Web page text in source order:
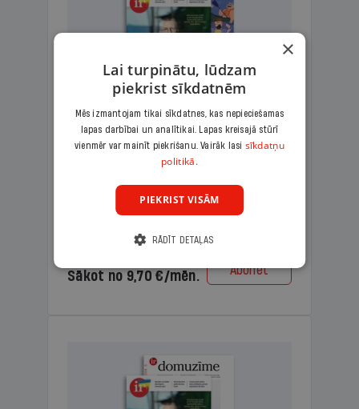
KOMPLEKTS IR + LASIS
Ģimenes komplekts – aizraujošs
lasāmžurnāls bērniem un analītiska
lasāmviela vecākiem.
Sākot no 9,70 €/mēn. Abonēt
×
Lai turpinātu, lūdzam
piekrist sīkdatnēm
Mēs izmantojam tikai sīkdatnes, kas nepieciešamas
lapas darbībai un analītikai. Lapas kreisajā stūrī
vienmēr var mainīt piekrišanu. Vairāk lasi sīkdatņu
politikā.
PIEKRIST VISĀM
RĀDĪT DETAĻAS